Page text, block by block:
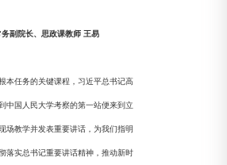
副院长、思政课教师 王易
本任务的关键课程，习近平总书记高
中国人民大学考察的第一站便来到立
场教学并发表重要讲话，为我们指明
落实总书记重要讲话精神，推动新时